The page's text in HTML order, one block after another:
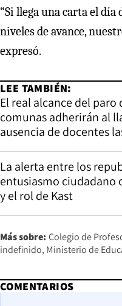
“Si llega una carta el
niveles de avance,
expresó.
LEE TAMBIÉN:
El real alcance del
comunas adherirán al
ausencia de docentes
La alerta entre los
entusiasmo ciudadano
y el rol de Kast
Más sobre: Colegio de
indefinido Ministerio de
COMENTARIOS